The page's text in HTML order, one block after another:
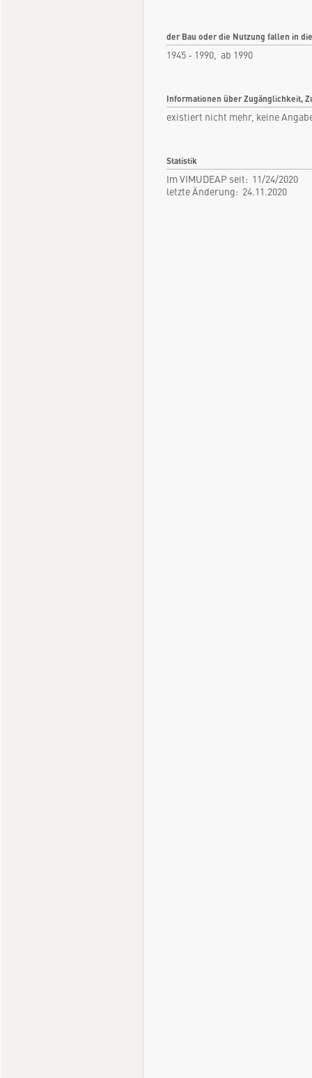
der Bau oder die Nutzung fallen in
1945 - 1990, ab 1990
Informationen über Zugänglichkeit,
existiert nicht mehr, keine
Statistik
Im VIMUDEAP seit: 11/24/2020
letzte Änderung: 24.11.2020